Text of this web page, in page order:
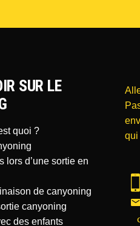
SUR LE
quoi ?
lors d’une sortie en
de canyoning
canyoning
des enfants
qui